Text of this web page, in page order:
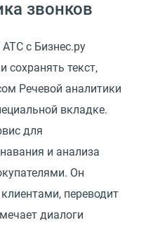
звонков
с Бизнес.ру
сохранять текст,
Речевой аналитики
вкладке.
для
и анализа
Он
переводит
диалоги